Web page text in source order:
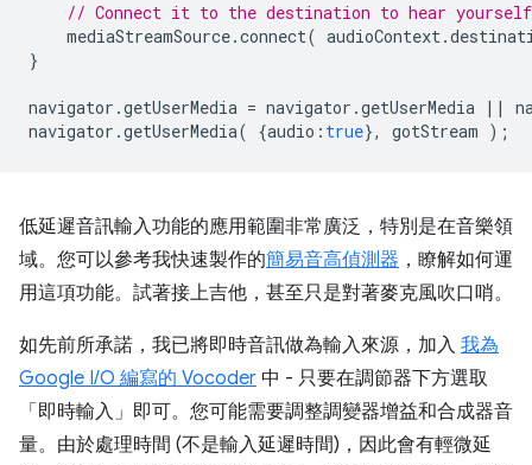
// Connect it to the destination to hear
mediaStreamSource.connect( audioContext.
}
navigator .getUserMedia = navigator .getUserMedia ||
navigator .getUserMedia( {audio : true}, gotStream );
低延遲音訊輸入功能的應用範圍非常廣泛，特別是在音樂領
域。您可以參考我快速製作的簡易音高偵測器 ，瞭解如何運
用這項功能。試著接上吉他，甚至只是對著麥克風吹口哨。
如先前所承諾，我已將即時音訊做為輸入來源，加入 我為
Google I/O 編寫的 Vocoder 中 - 只要在調節器下方選取
「即時輸入」即可。您可能需要調整調變器增益和合成器音
量。由於處理時間 (不是輸入延遲時間)，因此會有輕微延